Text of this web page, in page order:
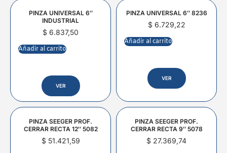
PINZA UNIVERSAL 6″
INDUSTRIAL
$ 6.837,50
Añadir al carrito
VER
PINZA UNIVERSAL 6″ 8236
$6.729,22
Añadir al carrito
VER
PINZA SEEGER PROF.
CERRAR RECTA 12″ 5082
$51.421,59
PINZA SEEGER PROF.
CERRAR RECTA 9″ 5078
$ 27.369,74